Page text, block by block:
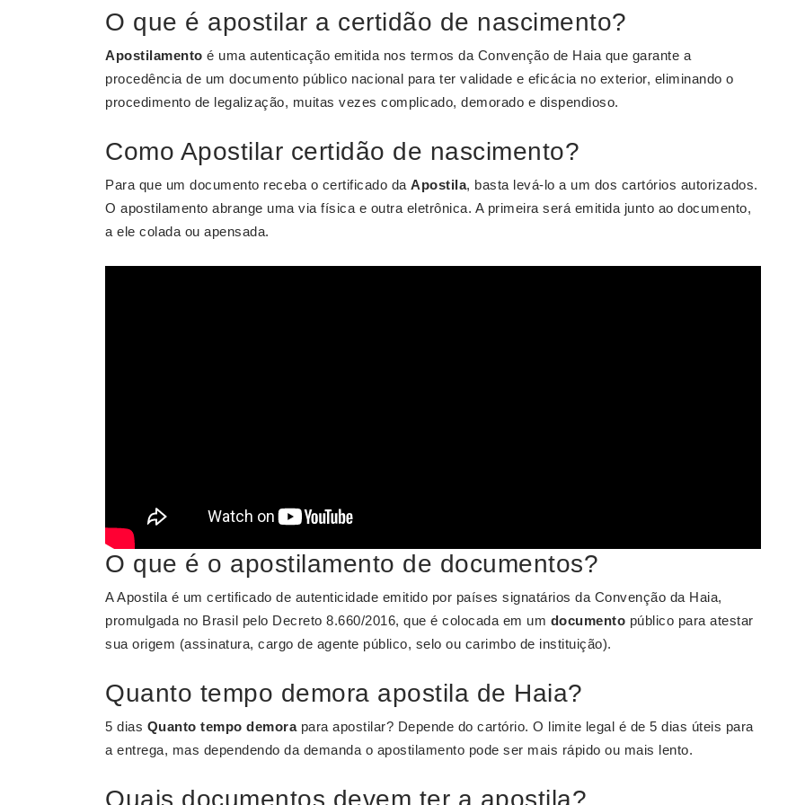
O que é apostilar a certidão de nascimento?
Apostilamento é uma autenticação emitida nos termos da Convenção de Haia que garante a
procedência de um documento público nacional para ter validade e eficácia no exterior, eliminando o
procedimento de legalização, muitas vezes complicado, demorado e dispendioso.
Como Apostilar certidão de nascimento?
Para que um documento receba o certificado da Apostila, basta levá-lo a um dos cartórios autorizados.
O apostilamento abrange uma via física e outra eletrônica. A primeira será emitida junto ao documento,
a ele colada ou apensada.
O que é o apostilamento de documentos?
A Apostila é um certificado de autenticidade emitido por países signatários da Convenção da Haia,
promulgada no Brasil pelo Decreto 8.660/2016, que é colocada em um documento público para atestar
sua origem (assinatura, cargo de agente público, selo ou carimbo de instituição).
Quanto tempo demora apostila de Haia?
5 dias Quanto tempo demorapara apostilar? Depende do cartório. O limite legal é de 5 dias úteis para
a entrega, mas dependendo da demanda o apostilamento pode ser mais rápido ou mais lento.
Quais documentos devem ter a apostila?